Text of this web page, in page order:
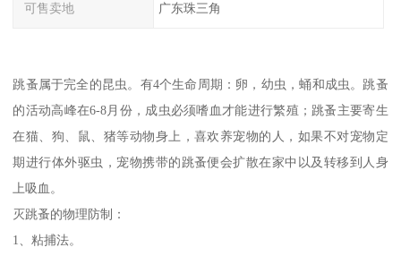
可售卖地 广东珠三角
跳蚤属于完全的昆虫。有4个生命周期：卵，幼虫，蛹和成虫。跳蚤
的活动高峰在6-8月份，成虫必须嗜血才能进行繁殖；跳蚤主要寄生
在猫、狗、鼠、猪等动物身上，喜欢养宠物的人，如果不对宠物定
期进行体外驱虫，宠物携带的跳蚤便会扩散在家中以及转移到人身
上吸血。
灭跳蚤的物理防制：
1、粘捕法。